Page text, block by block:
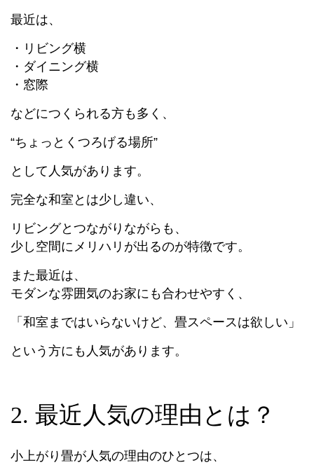
最近は、
・リビング横
・ダイニング横
・窓際
などにつくられる方も多く、
“ちょっとくつろげる場所”
として人気があります。
完全な和室とは少し違い、
リビングとつながりながらも、
少し空間にメリハリが出るのが特徴です。
また最近は、
モダンな雰囲気のお家にも合わせやすく、
「和室まではいらないけど、畳スペースは欲しい」
という方にも人気があります。
2. 最近人気の理由とは？
小上がり畳が人気の理由のひとつは、